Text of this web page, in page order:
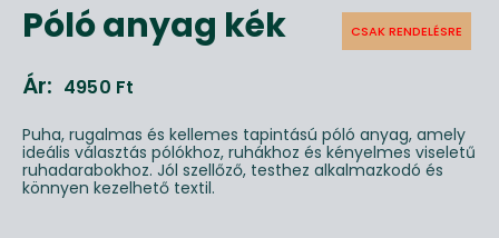
Póló anyag kék CSAK RENDELÉSRE
Ár: 4950 Ft
Puha, rugalmas és kellemes tapintású póló anyag, amely
ideális választás pólókhoz, ruhákhoz és kényelmes viseletű
ruhadarabokhoz. Jól szellőző, testhez alkalmazkodó és
könnyen kezelhető textil.